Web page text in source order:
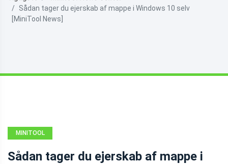
Sådan tager du ejerskab af mappe i Windows 10 selv
[MiniTool News]
MINITOOL
Sådan tager du ejerskab af mappe i